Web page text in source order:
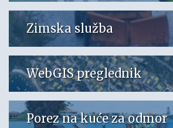
Zimska služba
WebGIS preglednik
Porez na kuće za odmor